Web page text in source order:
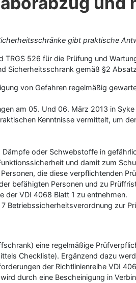
gibt praktische
526 für die Prüfung und
Sicherheitsschrank gemäß §2
von Gefahren regelmäßig
am 05. Und 06. März 2013 in Syke
Kenntnisse vermittelt, um
oder Schwebstoffe in
und damit zum
die diese verpflichtenden
befähigten Personen und zu
der VDI 4068 Blatt 1 zu entnehmen.
Betriebssicherheitsverordnung zur
eine regelmäßige
Checkliste). Ergänzend dazu
der Richtlinienreihe VDI
durch eine Bescheinigung in